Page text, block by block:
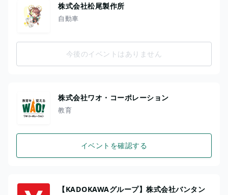
株式会社松尾製作所
自動車
今後のイベントはありません
株式会社ワオ・コーポレーション
教育
イベントを確認する
【KADOKAWAグループ】株式会社バンタン